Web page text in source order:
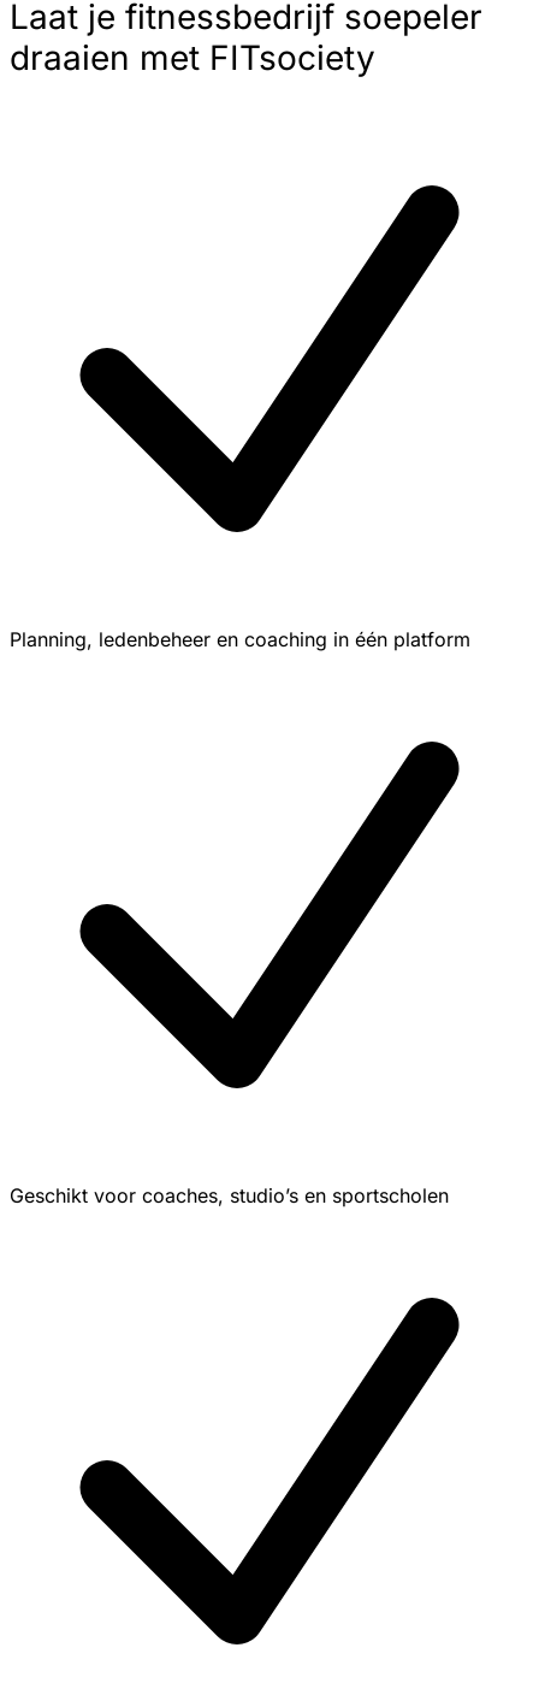
Laat je fitnessbedrijf soepeler
draaien met FITsociety
Planning, ledenbeheer en coaching in één platform
Geschikt voor coaches, studio’s en sportscholen